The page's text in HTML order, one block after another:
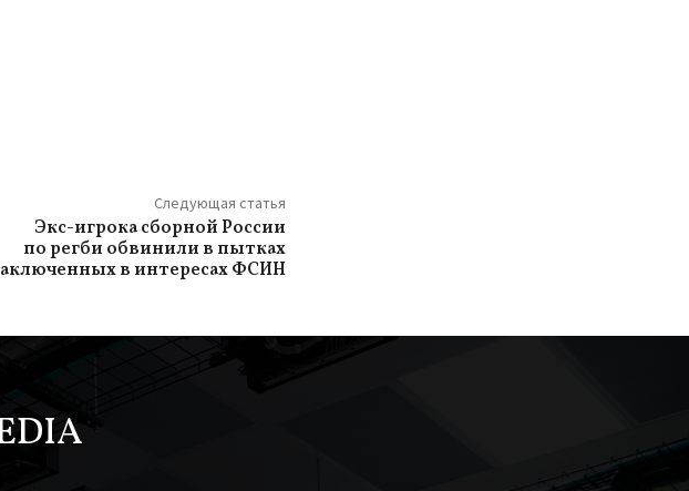
Следующая статья
Экс-игрока сборной России
по регби обвинили в пытках
в интересах ФСИН